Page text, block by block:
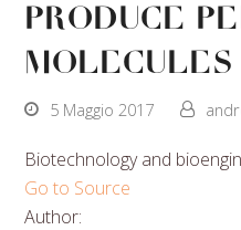
produce
molecules
5 Maggio 2017
Biotechnology and
Go to Source
Author: